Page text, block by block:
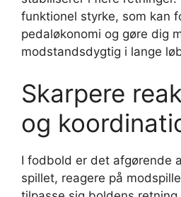
funktionel styrke, som kan
pedaløkonomi og gøre dig
modstandsdygtig i lange
Skarpere
og
I fodbold er det afgørende
spillet, reagere på